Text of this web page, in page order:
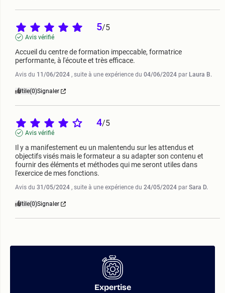
5/5
Avis vérifié
Accueil du centre de formation impeccable, formatrice
performante, à l'écoute et très efficace.
Avis du 11/06/2024 , suite à une expérience du 04/06/2024 par Laura B.
Utile(0)Signaler
4/5
Avis vérifié
Il y a manifestement eu un malentendu sur les attendus et
objectifs visés mais le formateur a su adapter son contenu et
fournir des éléments et méthodes qui me seront utiles dans
l'exercice de mes fonctions.
Avis du 31/05/2024 , suite à une expérience du 24/05/2024 par Sara D.
Utile(0)Signaler
Expertise